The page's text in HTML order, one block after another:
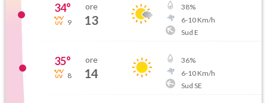
34°
9
ore
13
38%
6-10Km/h
Sud E
35°
8
ore
14
36%
6-10Km/h
Sud SE